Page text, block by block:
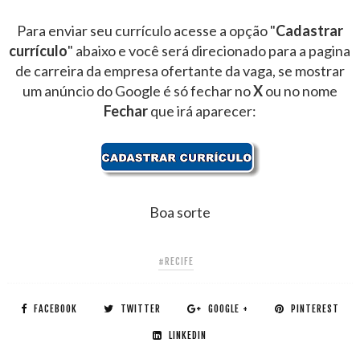
Para enviar seu currículo acesse a opção "Cadastrar
currículo" abaixo e você será direcionado para a pagina
de carreira da empresa ofertante da vaga, se mostrar
um anúncio do Google é só fechar noXou no nome
Fecharque irá aparecer:
Boa sorte
#RECIFE
FACEBOOK TWITTER GOOGLE + PINTEREST
LINKEDIN